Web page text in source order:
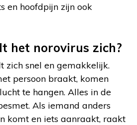
en hoofdpijn zijn ook
het norovirus zich?
zich snel en gemakkelijk.
persoon braakt, komen
te hangen. Alles in de
Als iemand anders
komt en iets aanraakt, raakt